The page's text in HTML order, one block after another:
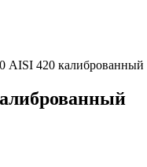
AISI 420 калиброванный